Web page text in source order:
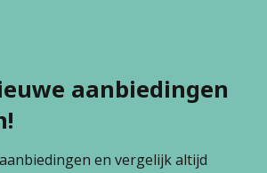
aanbiedingen
en vergelijk altijd